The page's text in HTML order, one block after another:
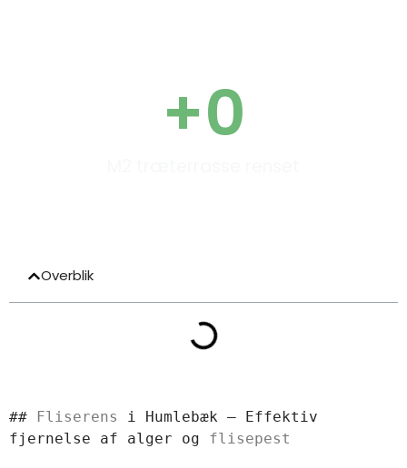
+0
Overblik
## Fliserens
i Humlebæk – Effektiv
fjernelse af alger og flisepest